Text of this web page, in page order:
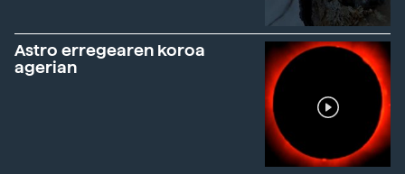
Astro erregearen koroa
agerian